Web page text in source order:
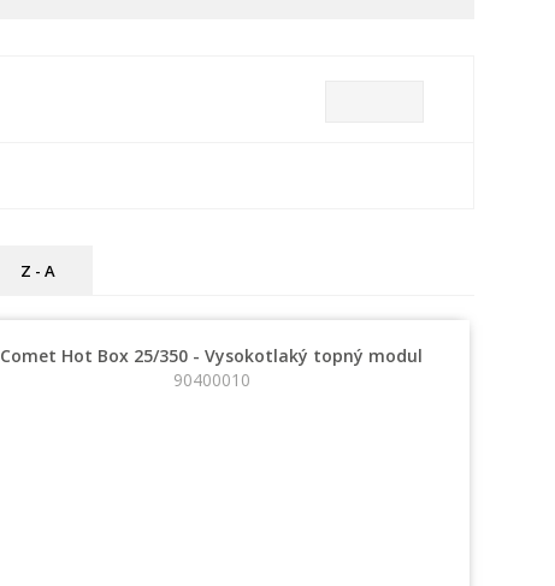
Z - A
Comet Hot Box 25/350 - Vysokotlaký topný modul
90400010